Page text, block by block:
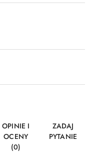
OPINIE I
OCENY
(0)
ZADAJ
PYTANIE